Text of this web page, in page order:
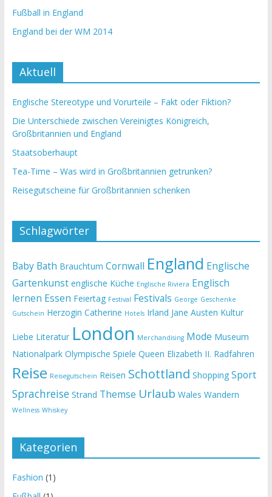
Fußball in England
England bei der WM 2014
Aktuell
Englische Stereotype und Vorurteile – Fakt oder Fiktion?
Die Unterschiede zwischen Vereinigtes Königreich,
Großbritannien und England
Staatsoberhaupt
Tea-Time – Was wird in Großbritannien getrunken?
Reisegutscheine für Großbritannien schenken
Schlagwörter
Baby Bath Brauchtum Cornwall England Englische
Gartenkunst englische Küche Englische Riviera Englisch
lernen Essen Feiertag Festival Festivals George Geschenke
Gutschein Herzogin Catherine Hotels Irland Jane Austen Kultur
Liebe Literatur London Merchandising Mode Museum
Nationalpark Olympische Spiele Queen Elizabeth II. Radfahren
Reise Reisegutschein Reisen Schottland Shopping Sport
Sprachreise Strand Themse Urlaub Wales Wandern
Wellness Whiskey
Kategorien
Fashion (1)